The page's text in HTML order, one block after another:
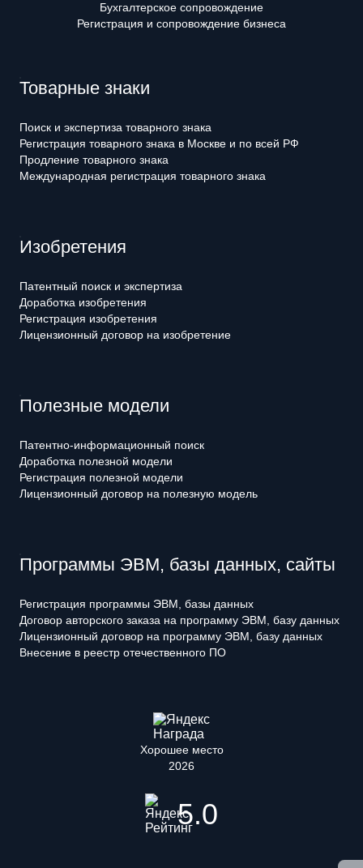
Бухгалтерское сопровождение
Регистрация и сопровождение бизнеса
Товарные знаки
Поиск и экспертиза товарного знака
Регистрация товарного знака в Москве и по всей РФ
Продление товарного знака
Международная регистрация товарного знака
Изобретения
Патентный поиск и экспертиза
Доработка изобретения
Регистрация изобретения
Лицензионный договор на изобретение
Полезные модели
Патентно-информационный поиск
Доработка полезной модели
Регистрация полезной модели
Лицензионный договор на полезную модель
Программы ЭВМ, базы данных, сайты
Регистрация программы ЭВМ, базы данных
Договор авторского заказа на программу ЭВМ, базу данных
Лицензионный договор на программу ЭВМ, базу данных
Внесение в реестр отечественного ПО
Хорошее место
2026
5.0